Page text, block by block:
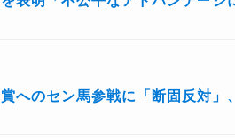
へのセン馬参戦に「断固反対」